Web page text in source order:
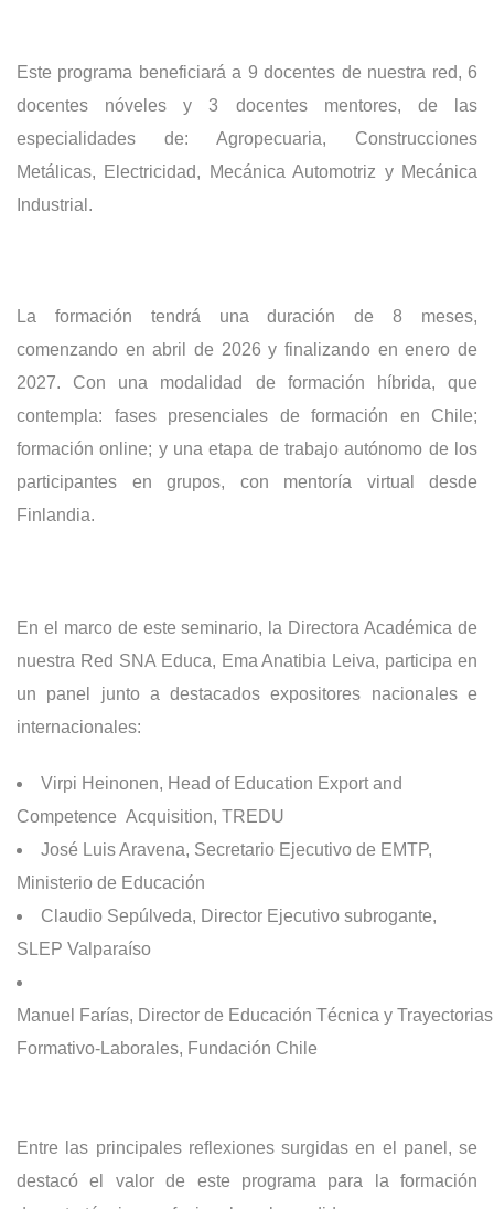
Este programa beneficiará a 9 docentes de nuestra red, 6
docentes nóveles y 3 docentes mentores, de las
especialidades de: Agropecuaria, Construcciones
Metálicas, Electricidad, Mecánica Automotriz y Mecánica
Industrial.
La formación tendrá una duración de 8 meses,
comenzando en abril de 2026 y finalizando en enero de
2027. Con una modalidad de formación híbrida, que
contempla: fases presenciales de formación en Chile;
formación online; y una etapa de trabajo autónomo de los
participantes en grupos, con mentoría virtual desde
Finlandia.
En el marco de este seminario, la Directora Académica de
nuestra Red SNA Educa, Ema Anatibia Leiva, participa en
un panel junto a destacados expositores nacionales e
internacionales:
Virpi Heinonen, Head of Education Export and
Competence Acquisition, TREDU
José Luis Aravena, Secretario Ejecutivo de EMTP,
Ministerio de Educación
Claudio Sepúlveda, Director Ejecutivo subrogante,
SLEP Valparaíso
Manuel Farías, Director de Educación Técnica y Trayectorias
Formativo-Laborales, Fundación Chile
Entre las principales reflexiones surgidas en el panel, se
destacó el valor de este programa para la formación